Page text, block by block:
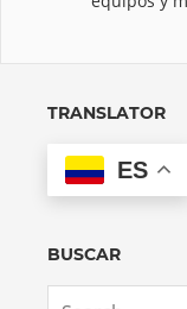
TRANSLATOR
ES
BUSCAR